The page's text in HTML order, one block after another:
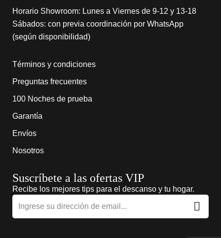
Horario Showroom: Lunes a Viernes de 9-12 y 13-18
Sábados: con previa coordinación por WhatsApp
(según disponibilidad)
Términos y condiciones
Preguntas frecuentes
100 Noches de prueba
Garantía
Envíos
Nosotros
Suscríbete a las ofertas VIP
Recibe los mejores tips para el descanso y tu hogar.